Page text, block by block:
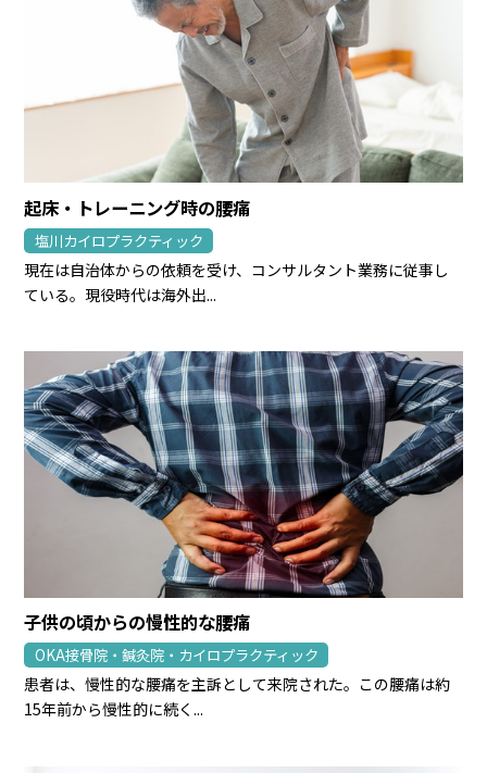
起床・トレーニング時の腰痛
塩川カイロプラクティック
現在は自治体からの依頼を受け、コンサルタント業務に従事し
ている。現役時代は海外出...
子供の頃からの慢性的な腰痛
OKA接骨院・鍼灸院・カイロプラクティック
患者は、慢性的な腰痛を主訴として来院された。この腰痛は約
15年前から慢性的に続く...